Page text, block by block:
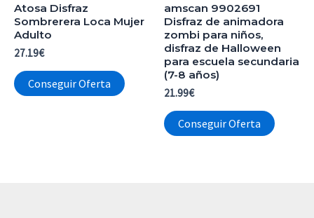
Atosa Disfraz
Sombrerera Loca Mujer
Adulto
27.19€
Conseguir Oferta
amscan 9902691
Disfraz de animadora
zombi para niños,
disfraz de Halloween
para escuela secundaria
(7-8 años)
21.99€
Conseguir Oferta